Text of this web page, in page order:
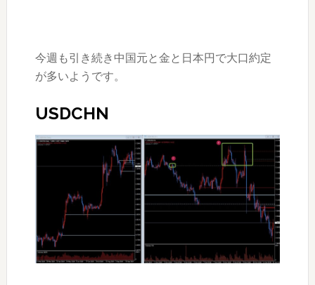
今週も引き続き中国元と金と日本円で大口約定
が多いようです。
USDCHN